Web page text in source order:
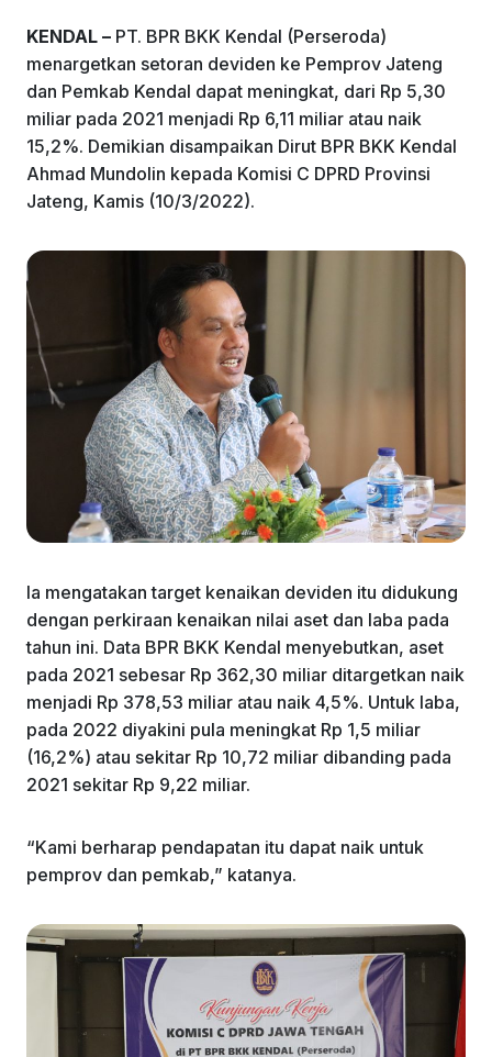
o
k
p
KENDAL – PT. BPR BKK Kendal (Perseroda)
menargetkan setoran deviden ke Pemprov Jateng
dan Pemkab Kendal dapat meningkat, dari Rp 5,30
miliar pada 2021 menjadi Rp 6,11 miliar atau naik
15,2%. Demikian disampaikan Dirut BPR BKK Kendal
Ahmad Mundolin kepada Komisi C DPRD Provinsi
Jateng, Kamis (10/3/2022).
Ia mengatakan target kenaikan deviden itu didukung
dengan perkiraan kenaikan nilai aset dan laba pada
tahun ini. Data BPR BKK Kendal menyebutkan, aset
pada 2021 sebesar Rp 362,30 miliar ditargetkan naik
menjadi Rp 378,53 miliar atau naik 4,5%. Untuk laba,
pada 2022 diyakini pula meningkat Rp 1,5 miliar
(16,2%) atau sekitar Rp 10,72 miliar dibanding pada
2021 sekitar Rp 9,22 miliar.
“Kami berharap pendapatan itu dapat naik untuk
pemprov dan pemkab,” katanya.